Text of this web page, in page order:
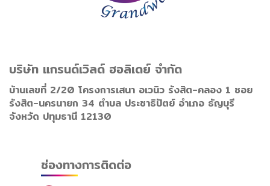
บริษัท แกรนด์เวิลด์ ฮอลิเดย์ จำกัด
บ้านเลขที่ 2/20 โครงการเสนา อเวนิว รังสิต-คลอง 1 ซอย
รังสิต-นครนายก 34 ตำบล ประชาธิปัตย์ อำเภอ ธัญบุรี
จังหวัด ปทุมธานี 12130
ช่องทางการติดต่อ